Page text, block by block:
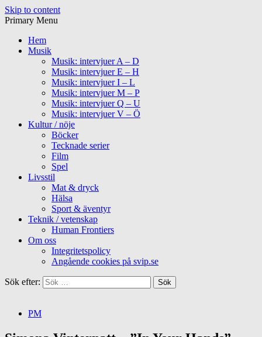
Skip to content
Primary Menu
Hem
Musik
Musik: intervjuer A – D
Musik: intervjuer E – H
Musik: intervjuer I – L
Musik: intervjuer M – P
Musik: intervjuer Q – U
Musik: intervjuer V – Ö
Kultur / nöje
Böcker
Tecknade serier
Film
Spel
Livsstil
Mat & dryck
Hälsa
Sport & äventyr
Teknik / vetenskap
Human Frontiers
Om oss
Integritetspolicy
Angående cookies på svip.se
Sök efter:
PM